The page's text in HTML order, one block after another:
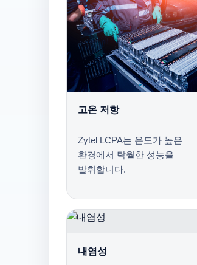
고온 저항
Zytel LCPA는 온도가 높은
환경에서 탁월한 성능을
발휘합니다.
내염성